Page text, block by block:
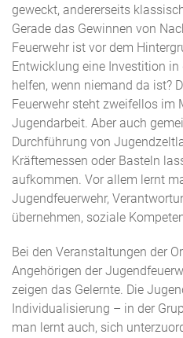
geweckt, andererseits
Gerade das Gewinnen von
Feuerwehr ist vor dem
Entwicklung eine Investition
helfen, wenn niemand da ist?
Feuerwehr steht zweifellos im
Jugendarbeit. Aber auch
Durchführung von
Kräftemessen oder Basteln
aufkommen. Vor allem lernt
Jugendfeuerwehr,
übernehmen, soziale
Bei den Veranstaltungen der
Angehörigen der
zeigen das Gelernte. Die
Individualisierung – in der
man lernt auch, sich